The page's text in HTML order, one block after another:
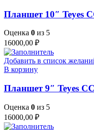
Планшет 10″ Teyes
Оценка 0 из 5
16000,00 ₽
Добавить в список
В корзину
Планшет 9″ Teyes
Оценка 0 из 5
16000,00 ₽